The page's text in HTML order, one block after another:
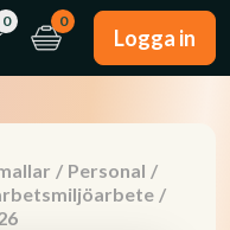
0 0
Logga in
/ Personal /
/